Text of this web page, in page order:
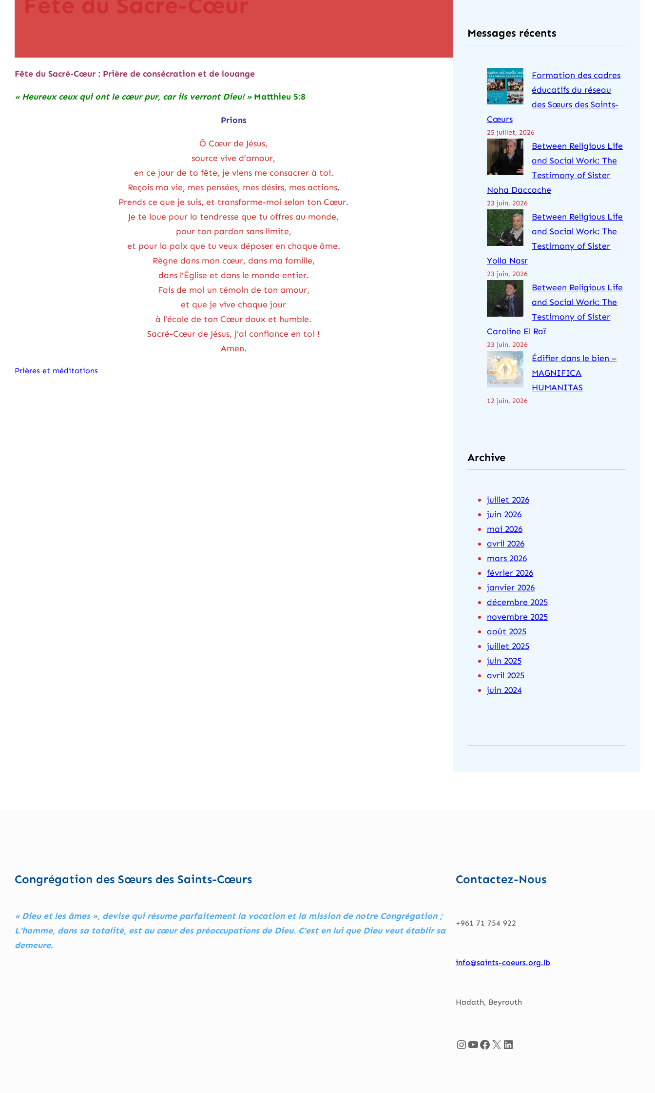
Fête du Sacré-Cœur : Prière de consécration et de louange
« Heureux ceux qui ont le cœur pur, car ils verront Dieu! » Matthieu 5:8
Prions
Ô Cœur de Jésus,
source vive d’amour,
en ce jour de ta fête, je viens me consacrer à toi.
Reçois ma vie, mes pensées, mes désirs, mes actions.
Prends ce que je suis, et transforme-moi selon ton Cœur.
Je te loue pour la tendresse que tu offres au monde,
pour ton pardon sans limite,
et pour la paix que tu veux déposer en chaque âme.
Règne dans mon cœur, dans ma famille,
dans l’Église et dans le monde entier.
Fais de moi un témoin de ton amour,
et que je vive chaque jour
à l’école de ton Cœur doux et humble.
Sacré-Cœur de Jésus, j’ai confiance en toi !
Amen.
Prières et méditations
e
r
Messages récents
Formation des cadres
éducatifs du réseau
des Sœurs des Saints-
Cœurs
25 juillet, 2026
Between Religious Life
and Social Work: The
Testimony of Sister
Noha Daccache
23 juin, 2026
Between Religious Life
and Social Work: The
Testimony of Sister
Yolla Nasr
23 juin, 2026
Between Religious Life
and Social Work: The
Testimony of Sister
Caroline El Raï
23 juin, 2026
Édifier dans le bien –
MAGNIFICA
HUMANITAS
12 juin, 2026
Archive
juillet 2026
juin 2026
mai 2026
avril 2026
mars 2026
février 2026
janvier 2026
décembre 2025
novembre 2025
août 2025
juillet 2025
juin 2025
avril 2025
juin 2024
Congrégation des Sœurs des Saints-Cœurs
« Dieu et les âmes », devise qui résume parfaitement la vocation et la mission de notre Congrégation ;
L’homme, dans sa totalité, est au cœur des préoccupations de Dieu. C’est en lui que Dieu veut établir sa
demeure.
Contactez-Nous
+961 71 754 922
info@saints-coeurs.org.lb
Hadath, Beyrouth
InstagramYouTube Facebook X LinkedIn